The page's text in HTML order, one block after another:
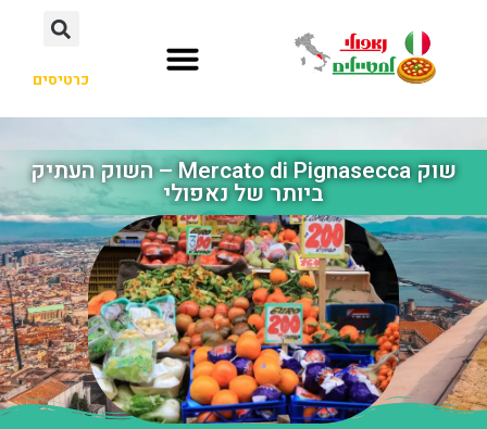
כרטיסים
שוק Mercato di Pignasecca – השוק העתיק
ביותר של נאפולי